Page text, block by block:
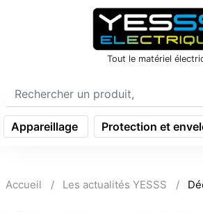
icon menu burger
Tout le matériel
Appareillage Protection et
Accueil Les actualités YESSS